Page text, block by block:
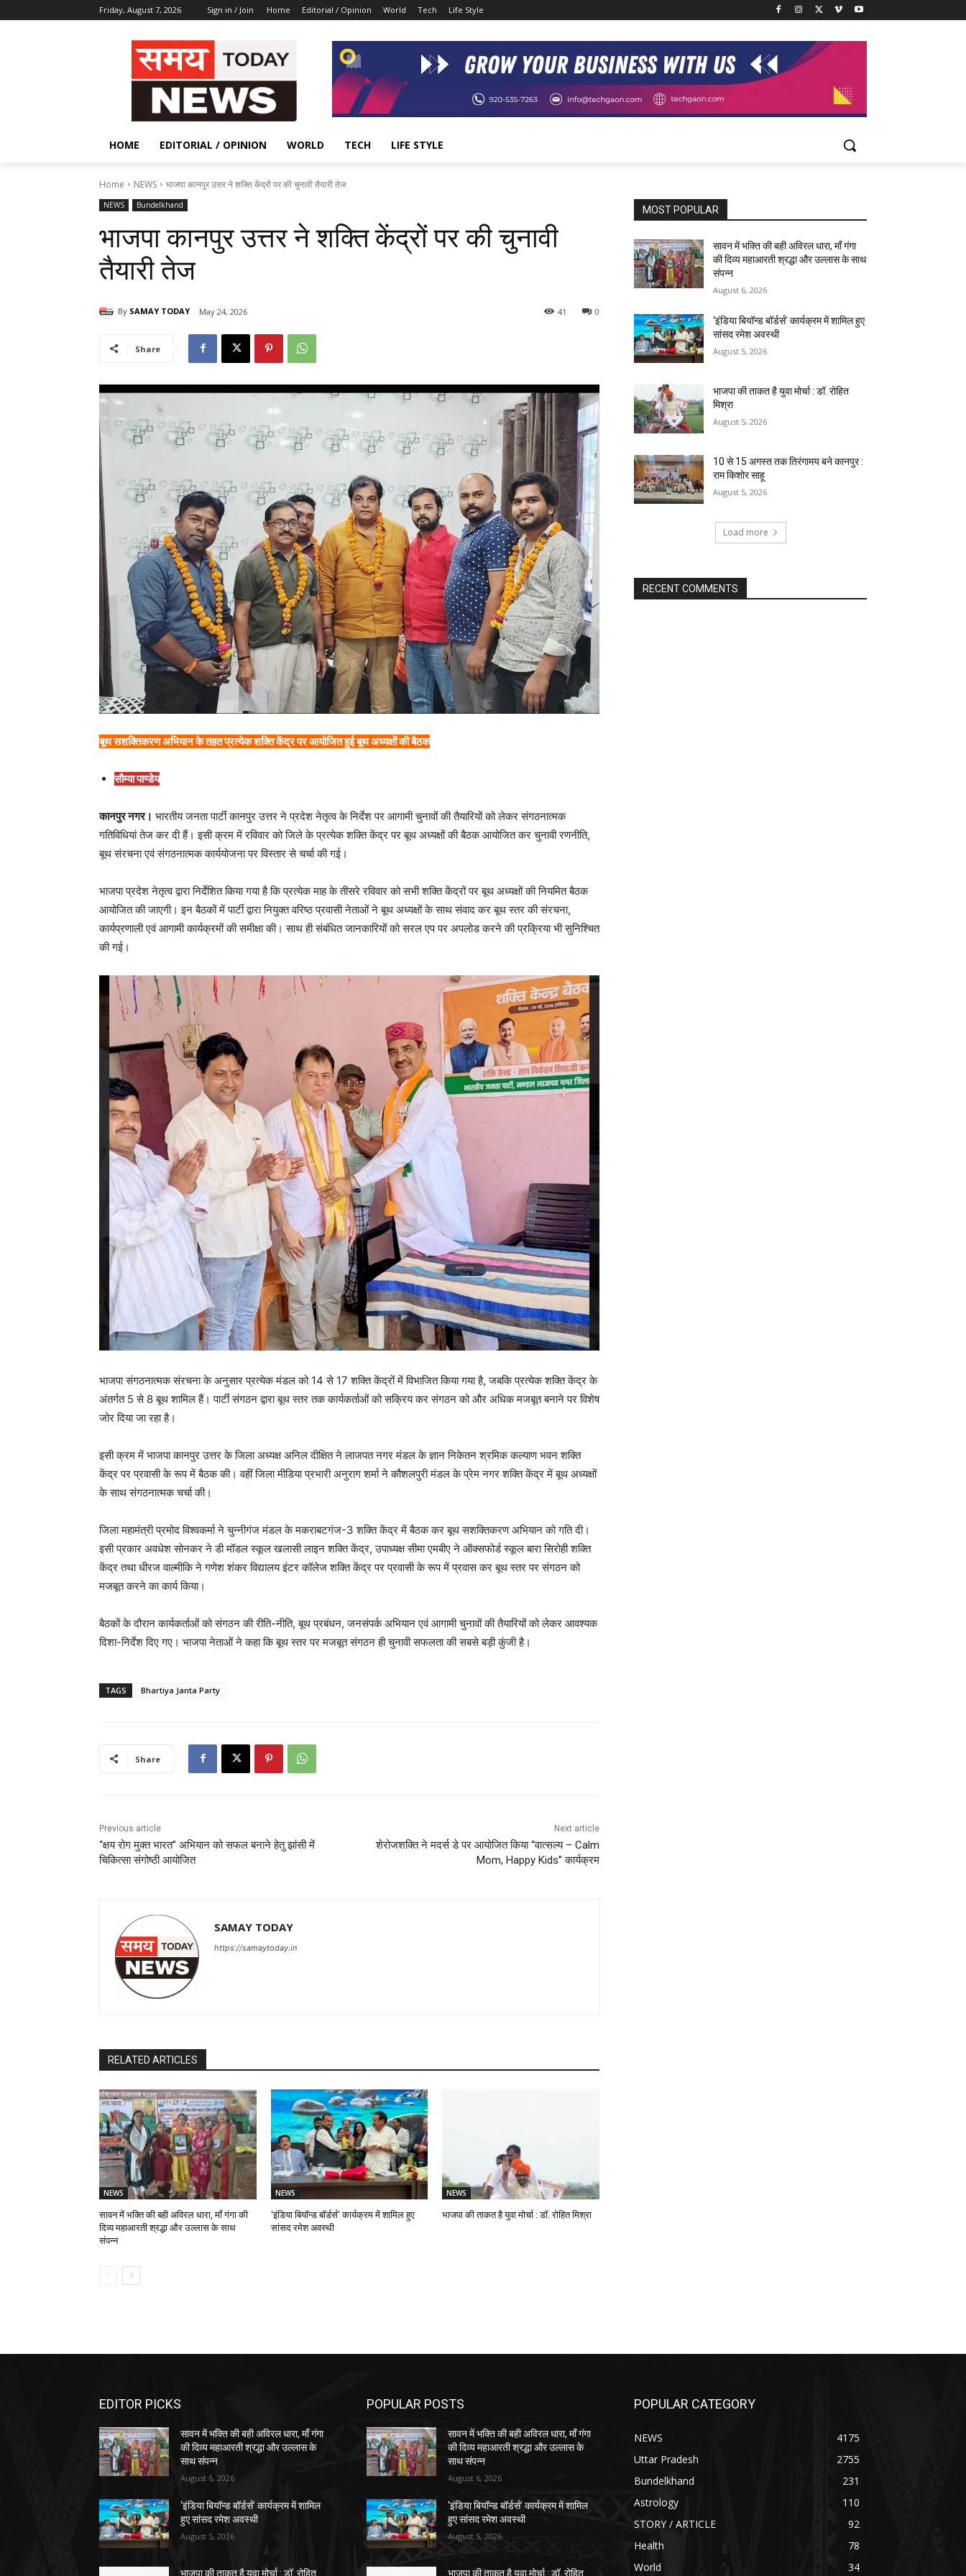
Friday, August 7, 2026 Sign in / Join Home Editorial / Opinion World Tech Life Style
HOME EDITORIAL / OPINION WORLD TECH LIFE STYLE
Home NEWS भाजपा कानपुर उत्तर ने शक्ति केंद्रों पर की चुनावी तैयारी तेज
NEWS Bundelkhand
भाजपा कानपुर उत्तर ने शक्ति केंद्रों पर की चुनावी
तैयारी तेज
By SAMAY TODAY May 24, 2026 0
41
Share
बूथ सशक्तिकरण अभियान के तहत प्रत्येक शक्ति केंद्र पर आयोजित हुई बूथ अध्यक्षों की बैठक
सौम्या पाण्डेय
कानपुर नगर। भारतीय जनता पार्टी कानपुर उत्तर ने प्रदेश नेतृत्व के निर्देश पर आगामी चुनावों की तैयारियों को लेकर संगठनात्मक
गतिविधियां तेज कर दी हैं। इसी क्रम में रविवार को जिले के प्रत्येक शक्ति केंद्र पर बूथ अध्यक्षों की बैठक आयोजित कर चुनावी रणनीति,
बूथ संरचना एवं संगठनात्मक कार्ययोजना पर विस्तार से चर्चा की गई।
भाजपा प्रदेश नेतृत्व द्वारा निर्देशित किया गया है कि प्रत्येक माह के तीसरे रविवार को सभी शक्ति केंद्रों पर बूथ अध्यक्षों की नियमित बैठक
आयोजित की जाएगी। इन बैठकों में पार्टी द्वारा नियुक्त वरिष्ठ प्रवासी नेताओं ने बूथ अध्यक्षों के साथ संवाद कर बूथ स्तर की संरचना,
कार्यप्रणाली एवं आगामी कार्यक्रमों की समीक्षा की। साथ ही संबंधित जानकारियों को सरल एप पर अपलोड करने की प्रक्रिया भी सुनिश्चित
की गई।
भाजपा संगठनात्मक संरचना के अनुसार प्रत्येक मंडल को 14 से 17 शक्ति केंद्रों में विभाजित किया गया है, जबकि प्रत्येक शक्ति केंद्र के
अंतर्गत 5 से 8 बूथ शामिल हैं। पार्टी संगठन द्वारा बूथ स्तर तक कार्यकर्ताओं को सक्रिय कर संगठन को और अधिक मजबूत बनाने पर विशेष
जोर दिया जा रहा है।
इसी क्रम में भाजपा कानपुर उत्तर के जिला अध्यक्ष अनिल दीक्षित ने लाजपत नगर मंडल के ज्ञान निकेतन श्रमिक कल्याण भवन शक्ति
केंद्र पर प्रवासी के रूप में बैठक की। वहीं जिला मीडिया प्रभारी अनुराग शर्मा ने कौशलपुरी मंडल के प्रेम नगर शक्ति केंद्र में बूथ अध्यक्षों
के साथ संगठनात्मक चर्चा की।
जिला महामंत्री प्रमोद विश्वकर्मा ने चुन्नीगंज मंडल के मकराबटगंज-3 शक्ति केंद्र में बैठक कर बूथ सशक्तिकरण अभियान को गति दी।
इसी प्रकार अवधेश सोनकर ने डी मॉडल स्कूल खलासी लाइन शक्ति केंद्र, उपाध्यक्ष सीमा एमबीए ने ऑक्सफोर्ड स्कूल बारा सिरोही शक्ति
केंद्र तथा धीरज वाल्मीकि ने गणेश शंकर विद्यालय इंटर कॉलेज शक्ति केंद्र पर प्रवासी के रूप में प्रवास कर बूथ स्तर पर संगठन को
मजबूत करने का कार्य किया।
बैठकों के दौरान कार्यकर्ताओं को संगठन की रीति-नीति, बूथ प्रबंधन, जनसंपर्क अभियान एवं आगामी चुनावों की तैयारियों को लेकर आवश्यक
दिशा-निर्देश दिए गए। भाजपा नेताओं ने कहा कि बूथ स्तर पर मजबूत संगठन ही चुनावी सफलता की सबसे बड़ी कुंजी है।
TAGS Bhartiya Janta Party
Share
Previous article
“क्षय रोग मुक्त भारत” अभियान को सफल बनाने हेतु झांसी में
चिकित्सा संगोष्ठी आयोजित
Next article
शेरोजशक्ति ने मदर्स डे पर आयोजित किया “वात्सल्य – Calm
Mom, Happy Kids” कार्यक्रम
SAMAY TODAY
https://samaytoday.in
RELATED ARTICLES
NEWS
सावन में भक्ति की बही अविरल धारा, माँ गंगा की
दिव्य महाआरती श्रद्धा और उल्लास के साथ
संपन्न
NEWS
‘इंडिया बियॉन्ड बॉर्डर्स’ कार्यक्रम में शामिल हुए
सांसद रमेश अवस्थी
NEWS
भाजपा की ताकत है युवा मोर्चा : डॉ. रोहित मिश्रा
MOST POPULAR
सावन में भक्ति की बही अविरल धारा, माँ गंगा
की दिव्य महाआरती श्रद्धा और उल्लास के साथ
संपन्न
August 6, 2026
‘इंडिया बियॉन्ड बॉर्डर्स’ कार्यक्रम में शामिल हुए
सांसद रमेश अवस्थी
August 5, 2026
भाजपा की ताकत है युवा मोर्चा : डॉ. रोहित
मिश्रा
August 5, 2026
10 से 15 अगस्त तक तिरंगामय बने कानपुर :
राम किशोर साहू
August 5, 2026
Load more
RECENT COMMENTS
EDITOR PICKS
सावन में भक्ति की बही अविरल धारा, माँ गंगा
की दिव्य महाआरती श्रद्धा और उल्लास के
साथ संपन्न
August 6, 2026
‘इंडिया बियॉन्ड बॉर्डर्स’ कार्यक्रम में शामिल
हुए सांसद रमेश अवस्थी
August 5, 2026
भाजपा की ताकत है युवा मोर्चा : डॉ. रोहित
POPULAR POSTS
सावन में भक्ति की बही अविरल धारा, माँ गंगा
की दिव्य महाआरती श्रद्धा और उल्लास के
साथ संपन्न
August 6, 2026
‘इंडिया बियॉन्ड बॉर्डर्स’ कार्यक्रम में शामिल
हुए सांसद रमेश अवस्थी
August 5, 2026
भाजपा की ताकत है युवा मोर्चा : डॉ. रोहित
POPULAR CATEGORY
NEWS
4175
Uttar Pradesh
2755
Bundelkhand
231
Astrology
110
STORY / ARTICLE
92
Health
78
World
34